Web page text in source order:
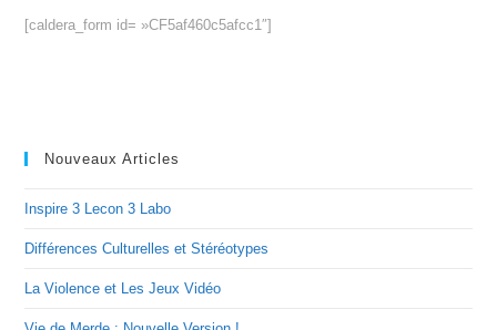
[caldera_form id= »CF5af460c5afcc1″]
Nouveaux Articles
Inspire 3 Lecon 3 Labo
Différences Culturelles et Stéréotypes
La Violence et Les Jeux Vidéo